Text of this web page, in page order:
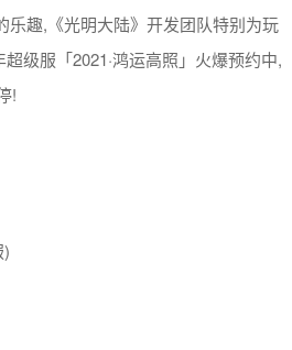
趣,《光明大陆》开发团队特别为玩
级服「2021·鸿运高照」火爆预约中,
!